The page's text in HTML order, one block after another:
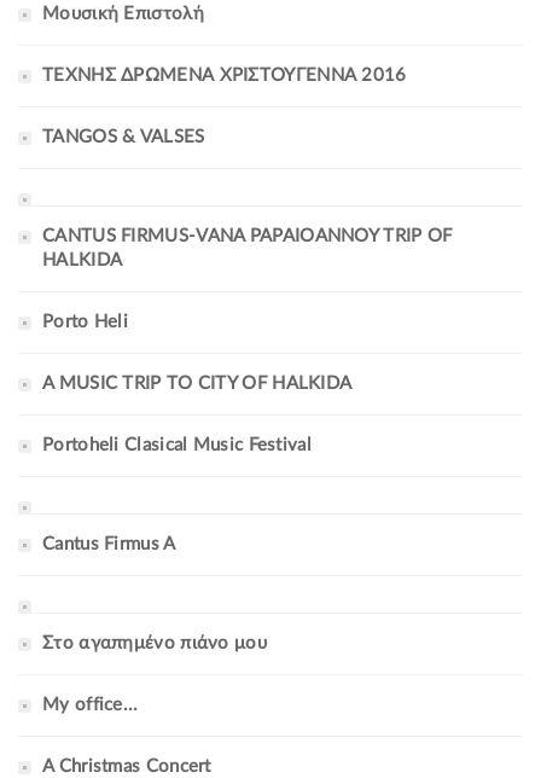
Μουσική Επιστολή
ΤΕΧΝΗΣ ΔΡΩΜΕΝΑ ΧΡΙΣΤΟΥΓΕΝΝΑ 2016
TANGOS & VALSES
CANTUS FIRMUS-VANA PAPAIOANNOY TRIP OF
HALKIDA
Porto Heli
A MUSIC TRIP TO CITY OF HALKIDA
Portoheli Clasical Music Festival
Cantus Firmus A
Στο αγαπημένο πιάνο μου
My office...
A Christmas Concert